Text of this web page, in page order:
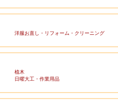
洋服お直し・リフォーム・クリーニング
植木
日曜大工・作業用品